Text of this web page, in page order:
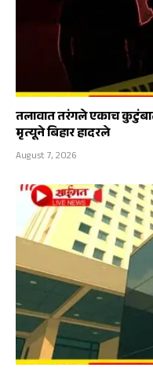
तलावात तरंगले एकाच
मृत्यूने बिहार हादरले
August 7, 2026